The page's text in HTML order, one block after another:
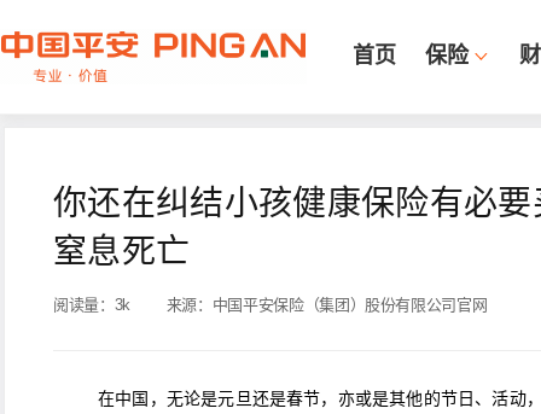
首页 保险
你还在纠结小孩健康保险有必
窒息死亡
阅读量： 3k 来源： 中国平安保险（集团）股份有限公司官网
在中国，无论是元旦还是春节，亦或是其他的节日、活动